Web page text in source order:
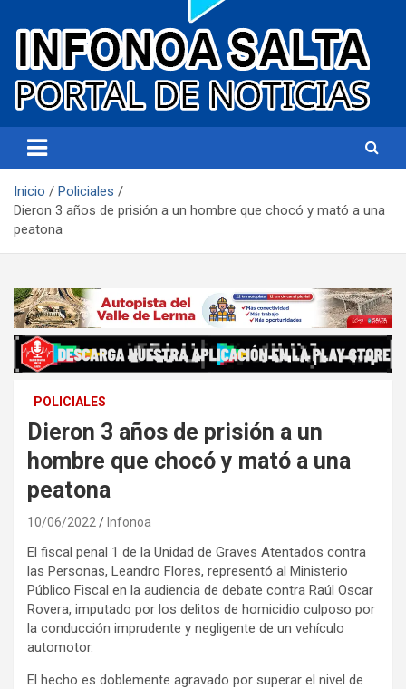
Infonoa Salta
Inicio
Policiales
Dieron 3 años de prisión a un hombre que chocó y mató a una
peatona
POLICIALES
Dieron 3 años de prisión a un
hombre que chocó y mató a una
peatona
10/06/2022 Infonoa
El fiscal penal 1 de la Unidad de Graves Atentados contra
las Personas, Leandro Flores, representó al Ministerio
Público Fiscal en la audiencia de debate contra Raúl Oscar
Rovera, imputado por los delitos de homicidio culposo por
la conducción imprudente y negligente de un vehículo
automotor.
El hecho es doblemente agravado por superar el nivel de